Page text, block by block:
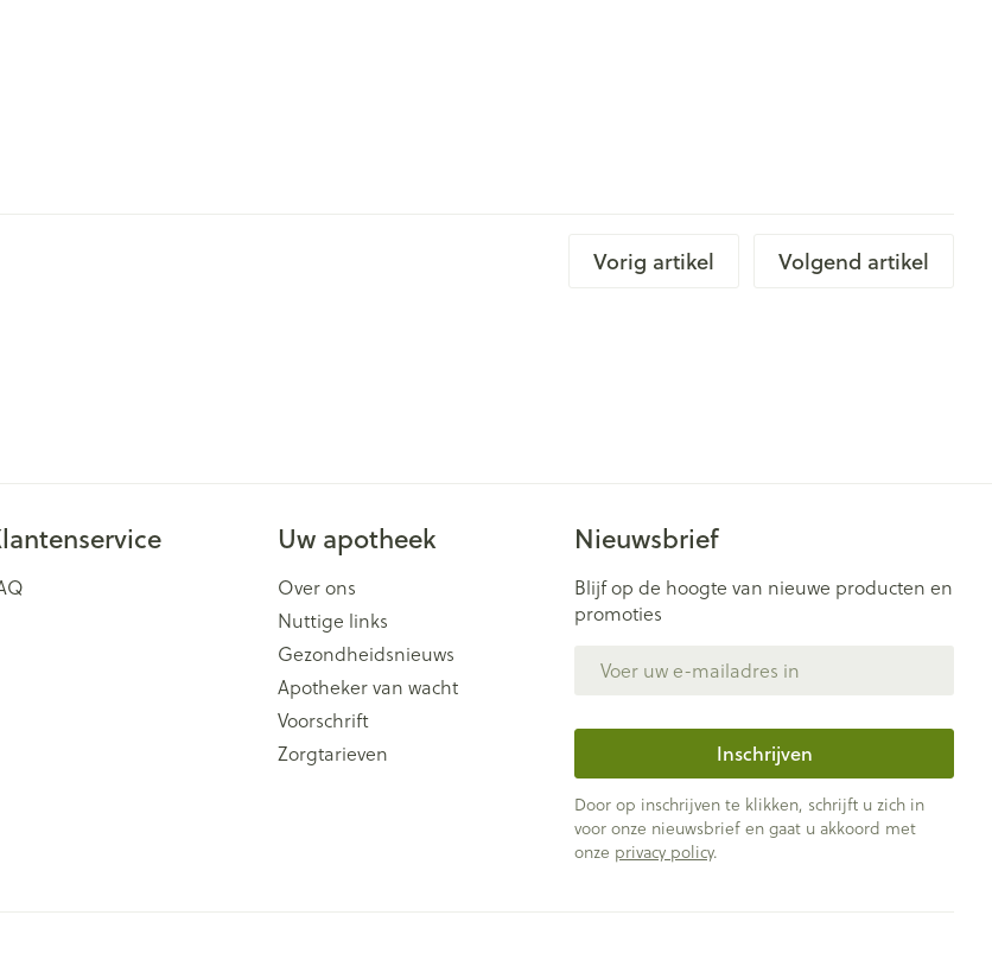
Vorig artikel Volgend artikel
Uw apotheek
Over ons
Nuttige links
Gezondheidsnieuws
Apotheker van wacht
Voorschrift
Zorgtarieven
Nieuwsbrief
Blijf op de hoogte van nieuwe producten en
promoties
Inschrijven
Door op inschrijven te klikken, schrijft u zich in
voor onze nieuwsbrief en gaat u akkoord met
onze privacy policy.